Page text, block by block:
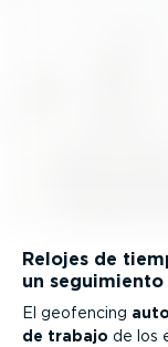
Relojes de
un
El geofencing
de trabajo de los